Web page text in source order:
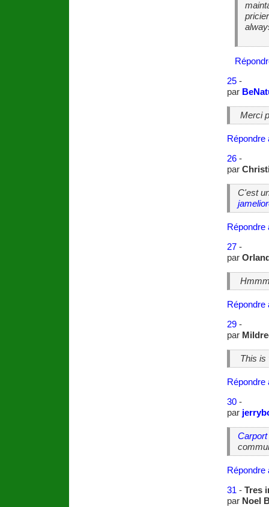
25-
par
Merci
Répondre
26-
par
C'est
Répondre
27-
par
Répondre
29-
par
This is
Répondre
30-
par
Répondre
31- Tres
par Noel